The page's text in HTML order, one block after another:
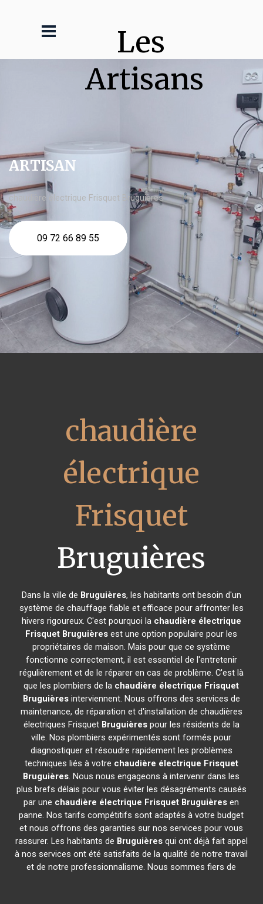
Les
Artisans
ARTISAN
chaudière électrique Frisquet Bruguières
09 72 66 89 55
chaudière
électrique
Frisquet
Bruguières
Dans la ville de Bruguières, les habitants ont besoin d'un
système de chauffage fiable et efficace pour affronter les
hivers rigoureux. C'est pourquoi la chaudière électrique
Frisquet Bruguières est une option populaire pour les
propriétaires de maison. Mais pour que ce système
fonctionne correctement, il est essentiel de l'entretenir
régulièrement et de le réparer en cas de problème. C'est là
que les plombiers de la chaudière électrique Frisquet
Bruguièresinterviennent. Nous offrons des services de
maintenance, de réparation et d'installation de chaudières
électriques Frisquet Bruguièrespour les résidents de la
ville. Nos plombiers expérimentés sont formés pour
diagnostiquer et résoudre rapidement les problèmes
techniques liés à votre chaudière électrique Frisquet
Bruguières. Nous nous engageons à intervenir dans les
plus brefs délais pour vous éviter les désagréments causés
par une chaudière électrique Frisquet Bruguières en
panne. Nos tarifs compétitifs sont adaptés à votre budget
et nous offrons des garanties sur nos services pour vous
rassurer. Les habitants de Bruguièresqui ont déjà fait appel
à nos services ont été satisfaits de la qualité de notre travail
et de notre professionnalisme. Nous sommes fiers de